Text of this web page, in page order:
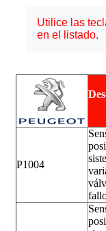
Utilice las
en el listado.
P1004